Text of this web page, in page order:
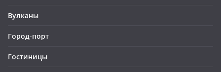
Вулканы
Город-порт
Гостиницы